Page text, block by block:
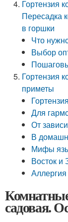
Гортензия
Пересадка
в горшки
Что
Выбор
Гортензия
приметы
Для
От
В
Мифы
Восток и
Аллергия
садовая.